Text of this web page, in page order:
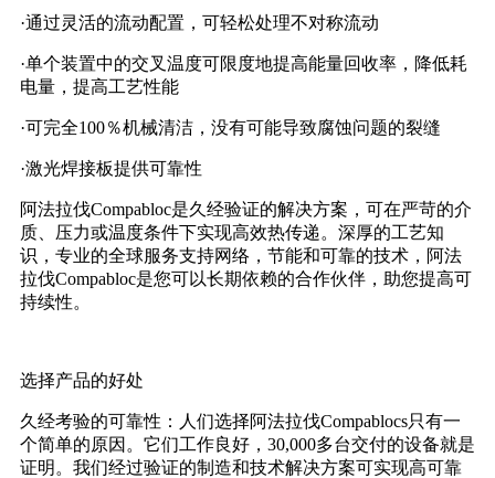
·通过灵活的流动配置，可轻松处理不对称流动
·单个装置中的交叉温度可限度地提高能量回收率，降低耗
电量，提高工艺性能
·可完全100％机械清洁，没有可能导致腐蚀问题的裂缝
·激光焊接板提供可靠性
阿法拉伐Compabloc是久经验证的解决方案，可在严苛的介
质、压力或温度条件下实现高效热传递。深厚的工艺知
识，专业的全球服务支持网络，节能和可靠的技术，阿法
拉伐Compabloc是您可以长期依赖的合作伙伴，助您提高可
持续性。
选择产品的好处
久经考验的可靠性：人们选择阿法拉伐Compablocs只有一
个简单的原因。它们工作良好，30,000多台交付的设备就是
证明。我们经过验证的制造和技术解决方案可实现高可靠